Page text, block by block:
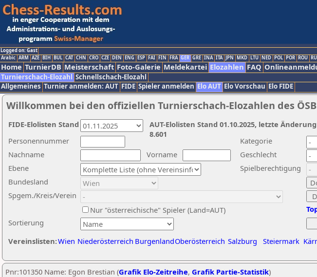
Logged on: Gast
Arabic ARM AZE BIH BUL CAT CHN CRO CZE DEN ENG ESP FAI FIN FRA GER GRE INA ITA JPN MKD LTU NED POL POR ROU
Home TurnierDB Meisterschaft Foto-Galerie Meldekartei Elozahlen FAQ
Turnierschach-Elozahl Schnellschach-Elozahl
Allgemeines Turnier anmelden: AUT FIDE Spieler anmelden Elo AUT Elo Vorschau Elo FIDE
Willkommen bei den offiziellen Turnierschach-Elozahlen des ÖSB
Nachname
Vorname
Ebene
Kategorie
Sortierung
Personennummer
Bundesland
Spgem./Kreis/Verein
Geschlecht
Nur "österreichische" Spieler (Land=AUT)
Spielberechtigung
Vereinslisten:Wien Niederösterreich BurgenlandOberösterreich Salzburg Steiermark
AUT-Elolisten Stand 01.10.2025, letzte
8.601
FIDE-Elolisten Stand
Pnr:101350 Name: Egon Brestian (Grafik Elo-Zeitreihe, Grafik Partie-Statistik)